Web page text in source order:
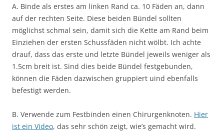
A. Binde als erstes am linken Rand ca. 10 Fäden an, dann
auf der rechten Seite. Diese beiden Bündel sollten
möglichst schmal sein, damit sich die Kette am Rand beim
Einziehen der ersten Schussfäden nicht wölbt. Ich achte
drauf, dass das erste und letzte Bündel jeweils weniger als
1.5cm breit ist. Sind dies beide Bündel festgebunden,
können die Fäden dazwischen gruppiert uind ebenfalls
befestigt werden.
B. Verwende zum Festbinden einen Chirurgenknoten. Hier
ist ein Video, das sehr schön zeigt, wie’s gemacht wird.